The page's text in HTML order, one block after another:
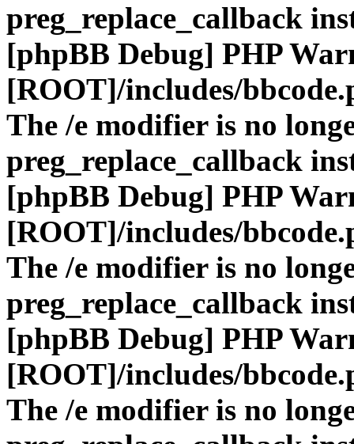
preg_replace_callback
[phpBB Debug] PHP
[ROOT]/includes/
The /e modifier is no
preg_replace_callback
[phpBB Debug] PHP
[ROOT]/includes/
The /e modifier is no
preg_replace_callback
[phpBB Debug] PHP
[ROOT]/includes/
The /e modifier is no